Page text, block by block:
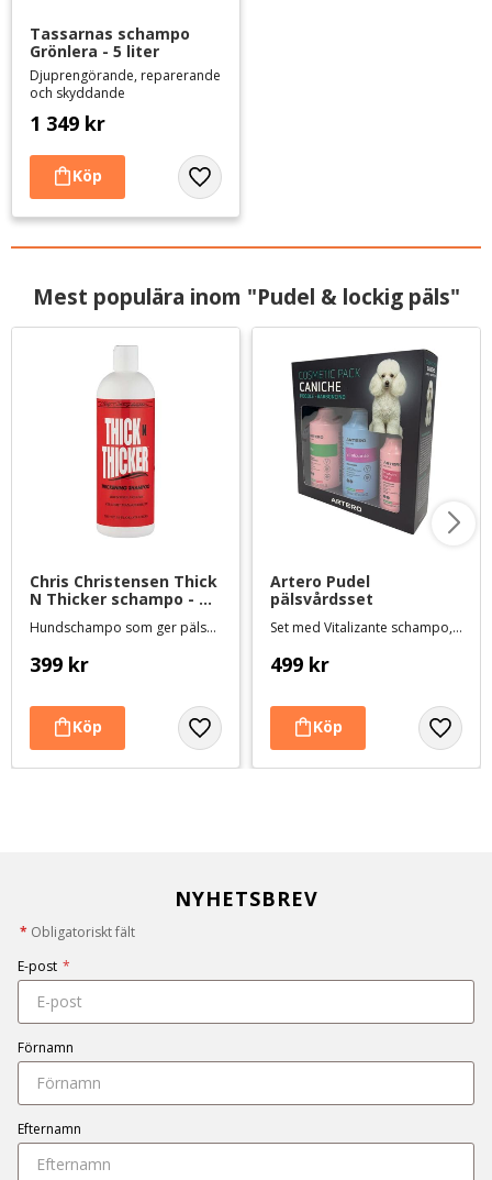
Tassarnas schampo
Grönlera - 5 liter
Djuprengörande, reparerande
och skyddande
1 349 kr
Lägg till i favoriter
Mest populära inom "Pudel & lockig päls"
Chris Christensen Thick
N Thicker schampo -
Hundschampo som ger pälsen volym och fyllighet
399 kr
Artero Pudel
pälsvårdsset
Set med Vitalizante schampo, Protein balsam och Mix balsamspray
499 kr
NYHETSBREV
* Obligatoriskt fält
E-post *
Förnamn
Efternamn